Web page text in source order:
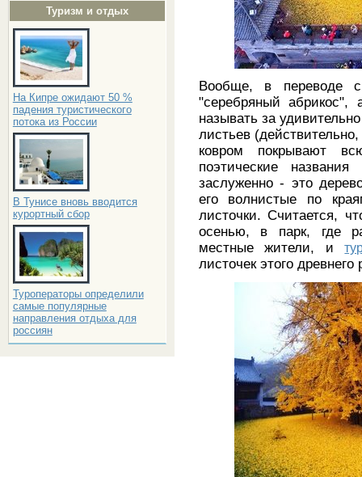
Туризм и отдых
На Кипре ожидают 50 %
падения туристического
потока из России
В Тунисе вновь вводится
курортный сбор
Туроператоры определили
самые популярные
направления отдыха для
россиян
Вообще, в переводе
"серебряный абрикос",
называть за
листьев
ковром покрывают
поэтические
заслуженно - это
его волнистые по
листочки. Считается,
осенью, в парк, где
местные жители, и
листочек этого древнего